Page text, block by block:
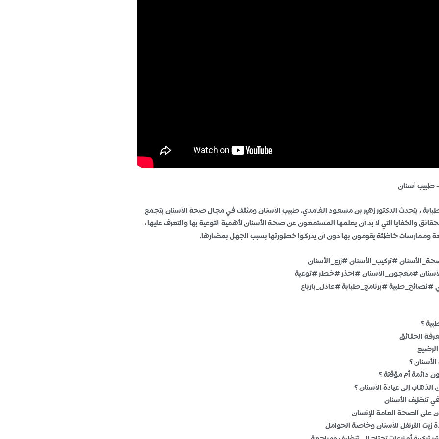
طبيب أسنان
، يتحدث الدكتور زهير بن مسعود الغامدي، طبيب الأسنان ومثقف في مجال صحة الأسنان بتجمع
والخفايا التي لا بد أن يعلمها المستمعون عن صحة الأسنان لأهمية التوعية بها والتعرف عليها ،
وممارسات خاظئة يقومون بها دون أن يدركوا خطورتها بسبب الجهل بمضارها.
#تركيب_الأسنان #زرع_الأسنان
#معجون_الأسنان #احذر #خطر #توعية
#برنامج_طبابة #عادل_بارباع